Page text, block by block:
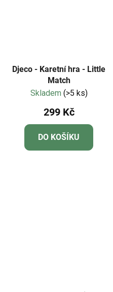
Djeco - Karetní hra - Little
Match
Skladem (>5 ks)
299 Kč
DO KOŠÍKU